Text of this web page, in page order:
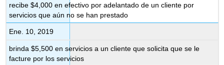
recibe $4,000 en efectivo por adelantado de un cliente por
servicios que aún no se han prestado
Ene. 10, 2019
brinda $5,500 en servicios a un cliente que solicita que se le
facture por los servicios